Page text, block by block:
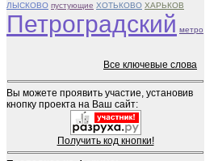
ЛЫСКОВО пустующие ХОТЬКОВО ХАРЬКОВ
Петроградский метро
Все ключевые слова
Вы можете проявить участие, установив
кнопку проекта на Ваш сайт:
Получить код кнопки!